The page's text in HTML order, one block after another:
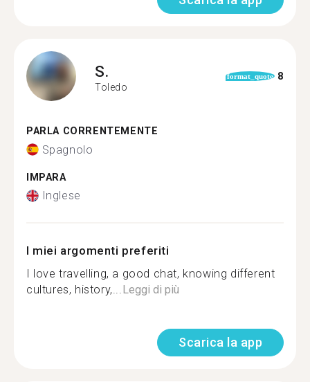
S.
Toledo
format_quote 8
PARLA CORRENTEMENTE
Spagnolo
IMPARA
Inglese
I miei argomenti preferiti
I love travelling, a good chat, knowing different
cultures, history,...Leggi di più
Scarica la app